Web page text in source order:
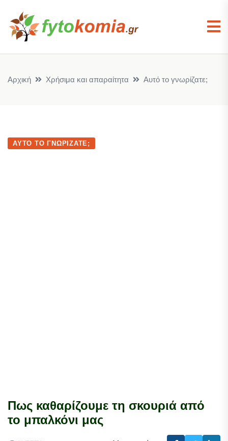
Αρχική Χρήσιμα και απαραίτητα Αυτό το γνωρίζατε;
ΑΥΤΌ ΤΟ ΓΝΩΡΊΖΑΤΕ;
Πως καθαρίζουμε τη σκουριά από
το μπαλκόνι μας